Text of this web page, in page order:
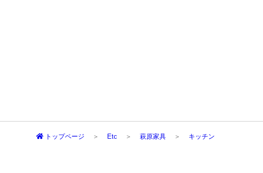
トップページ Etc 萩原家具 キッチン